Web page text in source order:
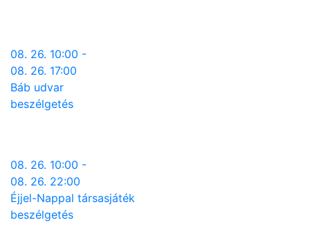
08. 26. 10:00 -
08. 26. 17:00
Báb udvar
beszélgetés
08. 26. 10:00 -
08. 26. 22:00
Éjjel-Nappal társasjáték
beszélgetés